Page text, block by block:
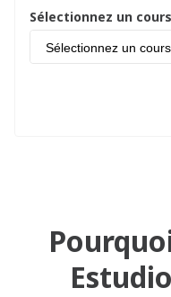
Sélectionnez un
Sélectionnez un